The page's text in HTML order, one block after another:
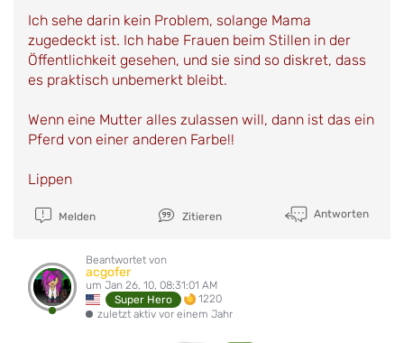
Ich sehe darin kein Problem, solange Mama
zugedeckt ist. Ich habe Frauen beim Stillen in der
Öffentlichkeit gesehen, und sie sind so diskret, dass
es praktisch unbemerkt bleibt.
Wenn eine Mutter alles zulassen will, dann ist das ein
Pferd von einer anderen Farbe!!
Lippen
Melden Zitieren Antworten
Beantwortet von
acgofer
um Jan 26, 10, 08:31:01 AM
Super Hero
1220
zuletzt aktiv vor einem Jahr